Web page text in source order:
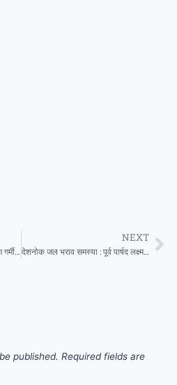
बदहाल देशनोक …त्रस्त जनता, भीषण गर्मी–बिगड़ती बिजली व पेयजल व्यवस्थाएं, इंतजाम पुराने —जरूरते आधुनिक, आखिर कब तक..?
NEXT
देशनोक जल भराव समस्या : पूर्व पार्षद लक्ष्मण दान के ज्ञापन का केंद्रीय मंत्री मेघवाल ने लिया संज्ञान, केंद्रीय मंत्री ने यूडीएच मंत्री खर्रा को लिखा पत्र
published. Required fields are